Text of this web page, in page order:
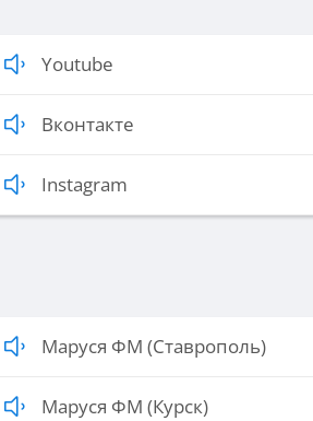
Youtube
Вконтакте
Instagram
Маруся ФМ (Ставрополь)
Маруся ФМ (Курск)